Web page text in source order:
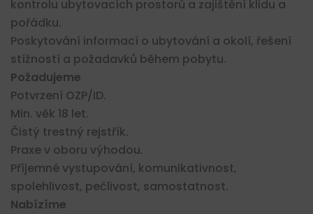
kontrolu ubytovacích prostorů a zajištění klidu a
pořádku.
Poskytování informací o ubytování a okolí, řešení
stížností a požadavků během pobytu.
Požadujeme
Potvrzení OZP/ID.
Min. věk 18 let.
Čistý trestný rejstřík.
Praxe v oboru výhodou.
Příjemné vystupování, komunikativnost,
spolehlivost, pečlivost, samostatnost.
Nabízíme